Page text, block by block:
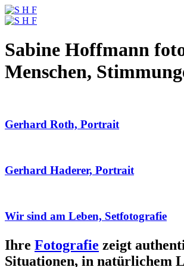
Sabine Hoffmann
Menschen,
Gerhard Roth, Portrait
Gerhard Haderer, Portrait
Wir sind am Leben, Setfotografie
Ihre Fotografie zeigt
Situationen, in natürlichem